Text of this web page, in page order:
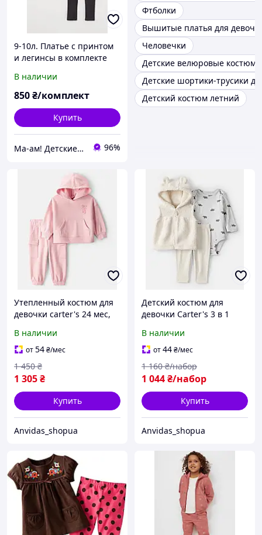
9-10л. Платье с принтом
и легинсы в комплекте
В наличии
850₴/комплект
Купить
Ма-ам! Детские вещи для счастливого детства 👦 96%
Фтболки
Вышитые платья для
Человечки
Детские велюровые костюмы
Детские шортики-трусики
Детский костюм летний
Утепленный костюм для
девочки carter's 24 мес,
В наличии
от54₴/мес
1 305₴
1 450 ₴
Купить
Anvidas_shopua
Детский костюм для
девочки Carter's 3 в 1
жилетка) размер 18
месяцев
В наличии
от44₴/мес
1 044₴/набор
1 160 ₴/набор
Купить
Anvidas_shopua